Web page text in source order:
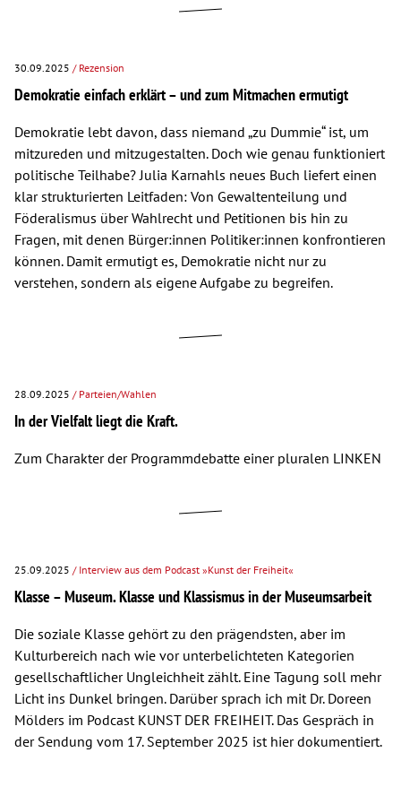
30.09.2025 / Rezension
Demokratie einfach erklärt – und zum Mitmachen ermutigt
Demokratie lebt davon, dass niemand „zu Dummie“ ist, um
mitzureden und mitzugestalten. Doch wie genau funktioniert
politische Teilhabe? Julia Karnahls neues Buch liefert einen
klar strukturierten Leitfaden: Von Gewaltenteilung und
Föderalismus über Wahlrecht und Petitionen bis hin zu
Fragen, mit denen Bürger:innen Politiker:innen konfrontieren
können. Damit ermutigt es, Demokratie nicht nur zu
verstehen, sondern als eigene Aufgabe zu begreifen.
28.09.2025 / Parteien/Wahlen
In der Vielfalt liegt die Kraft.
Zum Charakter der Programmdebatte einer pluralen LINKEN
25.09.2025 / Interview aus dem Podcast »Kunst der Freiheit«
Klasse – Museum. Klasse und Klassismus in der Museumsarbeit
Die soziale Klasse gehört zu den prägendsten, aber im
Kulturbereich nach wie vor unterbelichteten Kategorien
gesellschaftlicher Ungleichheit zählt. Eine Tagung soll mehr
Licht ins Dunkel bringen. Darüber sprach ich mit Dr. Doreen
Mölders im Podcast KUNST DER FREIHEIT. Das Gespräch in
der Sendung vom 17. September 2025 ist hier dokumentiert.